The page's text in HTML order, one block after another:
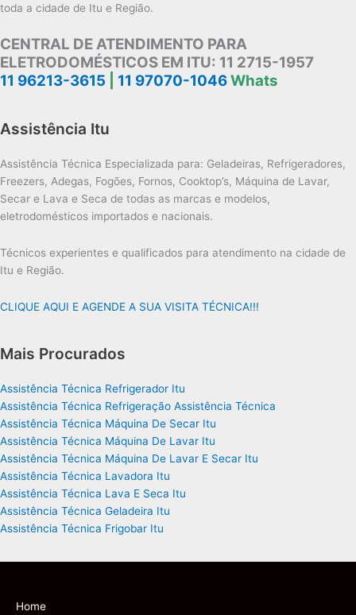
toda a cidade de Itu e Região.
CENTRAL DE ATENDIMENTO PARA
ELETRODOMÉSTICOS EM ITU: 11 2715-1957
11 96213-3615
11 97070-1046Whats
Assistência Itu
Assistência Técnica Especializada para: Geladeiras, Refrigeradores,
Freezers, Adegas, Fogões, Fornos, Cooktop’s, Máquina de Lavar,
Secar e Lava e Seca de todas as marcas e modelos,
eletrodomésticos importados e nacionais.
Técnicos experientes e qualificados para atendimento na cidade de
Itu e Região.
CLIQUE AQUI E AGENDE A SUA VISITA TÉCNICA!!!
Mais Procurados
Assistência Técnica Refrigerador Itu
Assistência Técnica Refrigeração Assistência Técnica
Assistência Técnica Máquina De Secar Itu
Assistência Técnica Máquina De Lavar Itu
Assistência Técnica Máquina De Lavar E Secar Itu
Assistência Técnica Lavadora Itu
Assistência Técnica Lava E Seca Itu
Assistência Técnica Geladeira Itu
Assistência Técnica Frigobar Itu
Home